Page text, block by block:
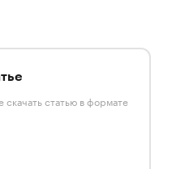
статью в формате